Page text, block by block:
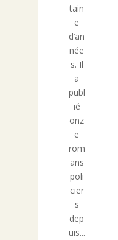
tain
e
d’an
née
s. Il
a
publ
ié
onz
e
rom
ans
poli
cier
s
dep
uis...